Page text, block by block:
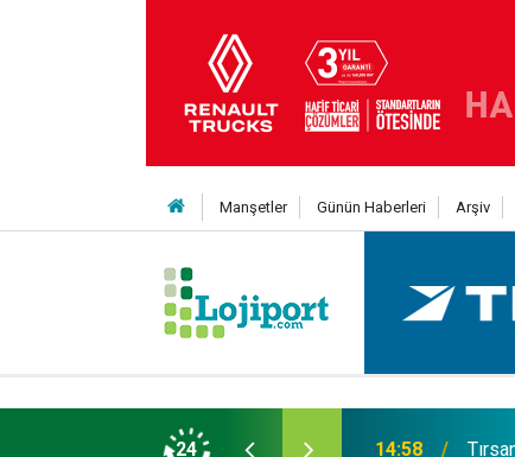
Manşetler Günün Haberleri Arşiv
24
liginin ilk 3'ü arasında 14:19